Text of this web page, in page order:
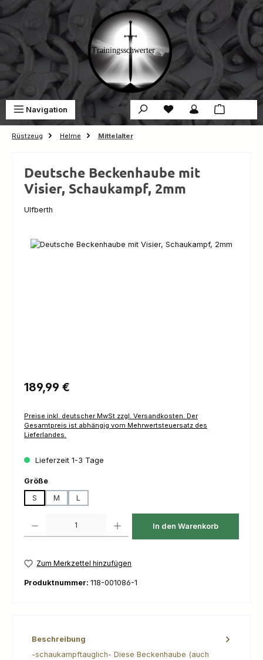
Zum Hauptinhalt springen
Navigation Du hast 0 Produkte auf
Rüstzeug Helme Mittelalter
Deutsche Beckenhaube mit
Visier, Schaukampf, 2mm
Ulfberth
Bildergalerie überspringen
Regulärer Preis:
189,99 €
Preise inkl. deutscher MwSt zzgl. Versandkosten. Der
Gesamtpreis ist abhängig vom Mehrwertsteuersatz des
Lieferlandes.
Lieferzeit 1-3 Tage
Größeauswählen
S
M L
In den Warenkorb
Zum Merkzettel hinzufügen
Produktnummer: 118-001086-1
Beschreibung
-schaukampftauglich- Diese Beckenhaube (auch